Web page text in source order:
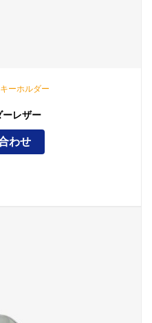
ーホルダー
ーレザー
わせ